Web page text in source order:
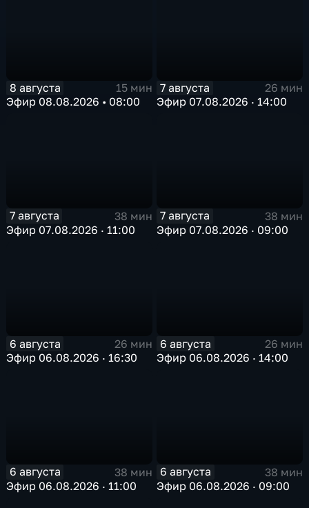
8 августа
15 мин
Эфир 08.08.2026 • 08:00
7 августа
26 мин
Эфир 07.08.2026 · 14:00
7 августа
38 мин
Эфир 07.08.2026 · 11:00
7 августа
38 мин
Эфир 07.08.2026 · 09:00
6 августа
26 мин
Эфир 06.08.2026 · 16:30
6 августа
26 мин
Эфир 06.08.2026 · 14:00
6 августа
38 мин
Эфир 06.08.2026 · 11:00
6 августа
38 мин
Эфир 06.08.2026 · 09:00